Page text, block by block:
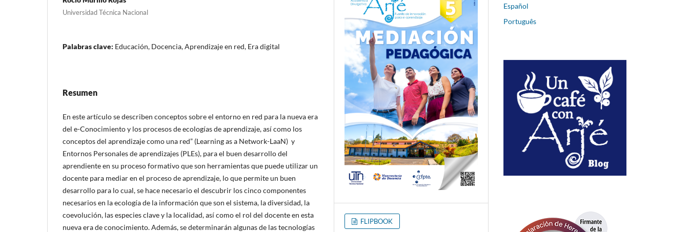
Universidad Técnica Nacional
Palabras clave: Educación, Docencia, Aprendizaje en red, Era digital
Resumen
En este artículo se describen conceptos sobre el entorno en red para la nueva era
del e-Conocimiento y los procesos de ecologías de aprendizaje, así como los
conceptos del aprendizaje como una red” (Learning as a Network-LaaN) y
Entornos Personales de aprendizajes (PLEs), para el buen desarrollo del
aprendiente en su proceso formativo que son herramientas que puede utilizar un
docente para mediar en el proceso de aprendizaje, lo que permite un buen
desarrollo para lo cual, se hace necesario el descubrir los cinco componentes
necesarios en la ecología de la información que son el sistema, la diversidad, la
coevolución, las especies clave y la localidad, así como el rol del docente en esta
nueva era de conocimiento. Además, se determinarán algunas de las tecnologías
FLIPBOOK
Español
Português